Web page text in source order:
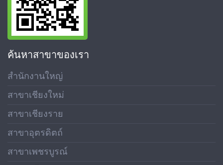
ค้นหาสาขาของเรา
สำนักงานใหญ่
สาขาเชียงใหม่
สาขาเชียงราย
สาขาอุตรดิตถ์
สาขาเพชรบูรณ์